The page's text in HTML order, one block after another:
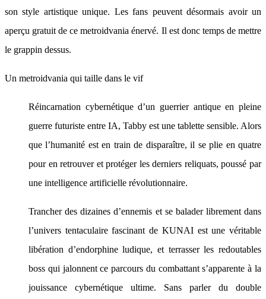
son style artistique unique. Les fans peuvent désormais avoir un
aperçu gratuit de ce metroidvania énervé. Il est donc temps de mettre
le grappin dessus.
Un metroidvania qui taille dans le vif
Réincarnation cybernétique d’un guerrier antique en pleine
guerre futuriste entre IA, Tabby est une tablette sensible. Alors
que l’humanité est en train de disparaître, il se plie en quatre
pour en retrouver et protéger les derniers reliquats, poussé par
une intelligence artificielle révolutionnaire.
Trancher des dizaines d’ennemis et se balader librement dans
l’univers tentaculaire fascinant de KUNAI est une véritable
libération d’endorphine ludique, et terrasser les redoutables
boss qui jalonnent ce parcours du combattant s’apparente à la
jouissance cybernétique ultime. Sans parler du double